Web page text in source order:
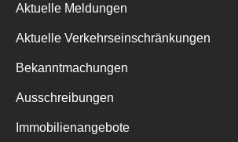
Aktuelle Meldungen
Aktuelle Verkehrseinschränkungen
Bekanntmachungen
Ausschreibungen
Immobilienangebote